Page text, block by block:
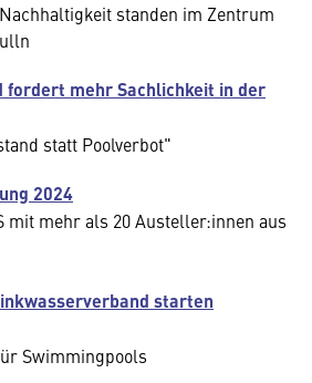
standen im Zentrum
fordert mehr Sachlichkeit in der
statt Poolverbot"
2024
mit mehr als 20 Austeller:innen aus
starten
Swimmingpools